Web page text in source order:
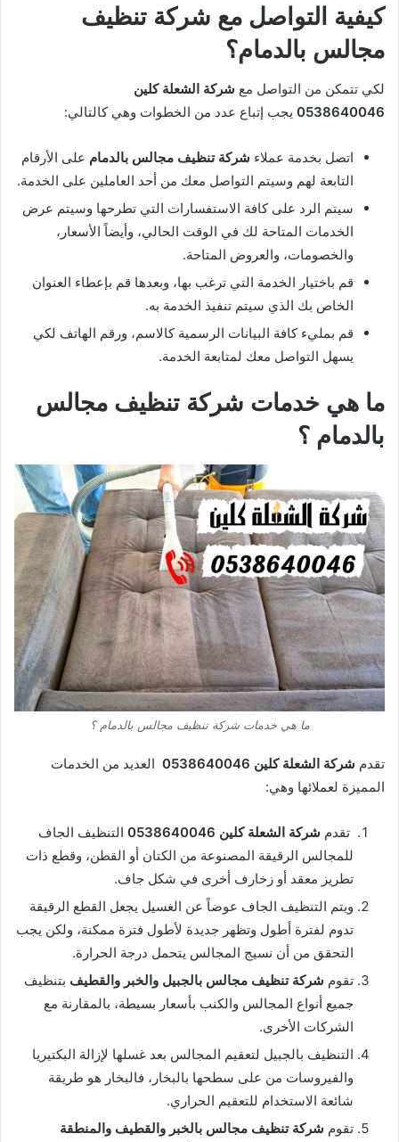
كيفية التواصل مع شركة تنظيف
مجالس بالدمام؟
لكي تتمكن من التواصل مع شركة الشعلة كلين
0538640046 يجب إتباع عدد من الخطوات وهي كالتالي:
اتصل بخدمة عملاء شركة تنظيف مجالس بالدمام على الأرقام
التابعة لهم وسيتم التواصل معك من أحد العاملين على الخدمة.
سيتم الرد على كافة الاستفسارات التي تطرحها وسيتم عرض
الخدمات المتاحة لك في الوقت الحالي، وأيضاً الأسعار،
والخصومات، والعروض المتاحة.
قم باختيار الخدمة التي ترغب بها، وبعدها قم بإعطاء العنوان
الخاص بك الذي سيتم تنفيذ الخدمة به.
قم بمليء كافة البيانات الرسمية كالاسم، ورقم الهاتف لكي
يسهل التواصل معك لمتابعة الخدمة.
ما هي خدمات شركة تنظيف مجالس
بالدمام ؟
ما هي خدمات شركة تنظيف مجالس بالدمام ؟
تقدم شركة الشعلة كلين 0538640046
العديد من الخدمات
المميزة لعملائها وهي:
تقدم شركة الشعلة كلين 0538640046
التنظيف الجاف
للمجالس الرقيقة المصنوعة من الكتان أو القطن، وقطع ذات
تطريز معقد أو زخارف أخرى في شكل جاف.
ويتم التنظيف الجاف عوضاً عن الغسيل يجعل القطع الرقيقة
تدوم لفترة أطول وتظهر جديدة لأطول فترة ممكنة، ولكن يجب
التحقق من أن نسيج المجالس يتحمل درجة الحرارة.
تقوم شركة تنظيف مجالس بالجبيل والخبر والقطيف بتنظيف
جميع أنواع المجالس والكنب بأسعار بسيطة، بالمقارنة مع
الشركات الأخرى.
التنظيف بالجبيل لتعقيم المجالس بعد غسلها لإزالة البكتيريا
والفيروسات من على سطحها بالبخار، فالبخار هو طريقة
شائعة الاستخدام للتعقيم الحراري.
تقوم شركة تنظيف مجالس بالخبر والقطيف والمنطقة